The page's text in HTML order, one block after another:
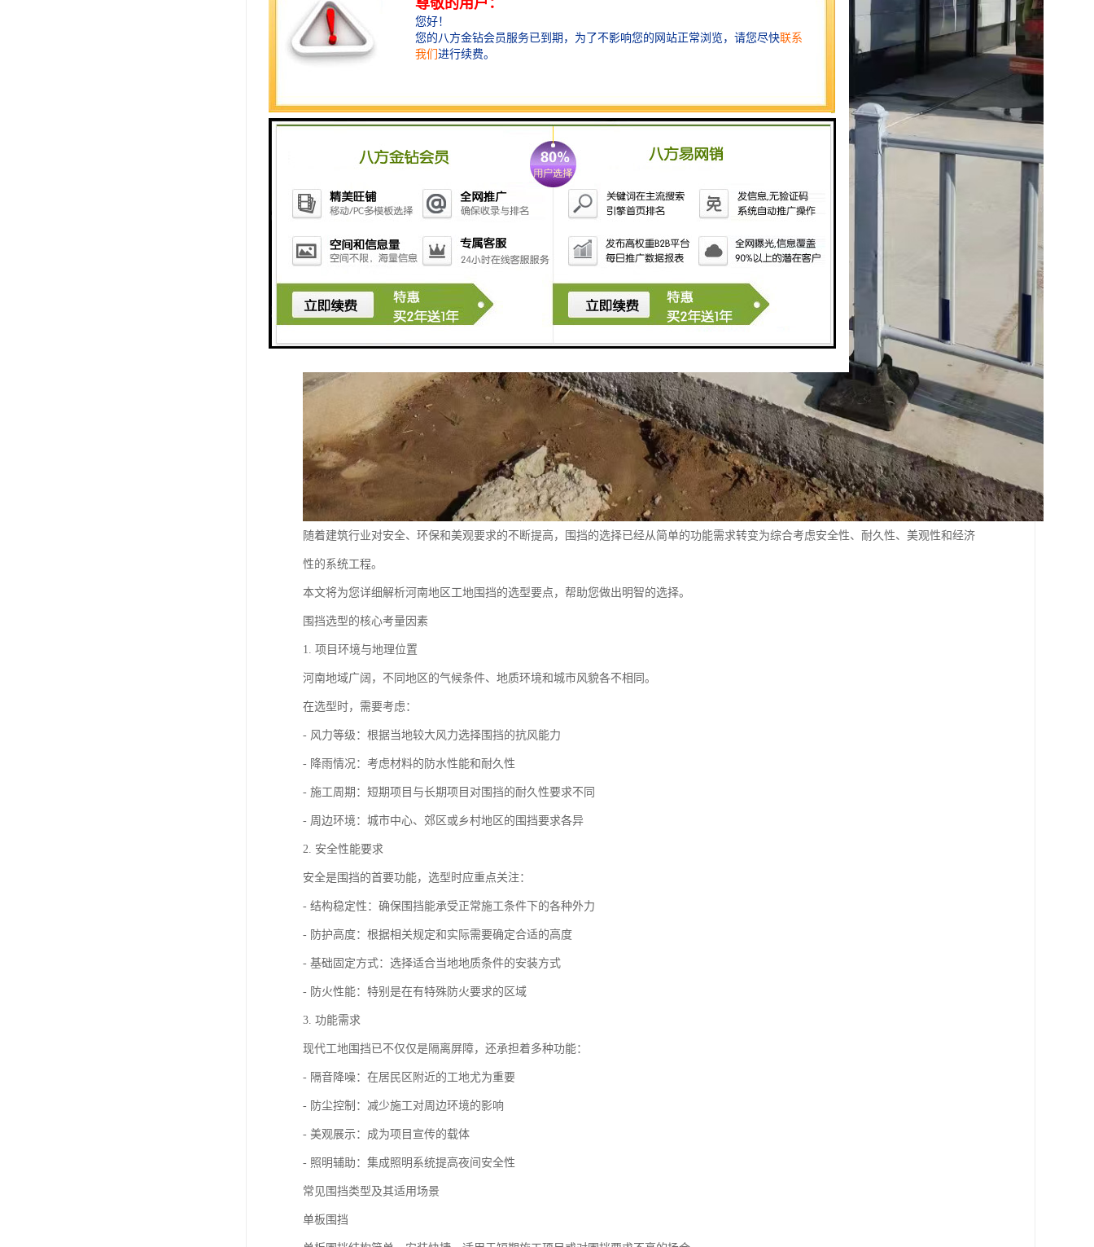
随着建筑行业对安全、环保和美观要求的不断提高，围挡的选择已经从简单的功能需求转变为综合考虑安全性、耐久性、美观性和经济
性的系统工程。
本文将为您详细解析河南地区工地围挡的选型要点，帮助您做出明智的选择。
围挡选型的核心考量因素
1. 项目环境与地理位置
河南地域广阔，不同地区的气候条件、地质环境和城市风貌各不相同。
在选型时，需要考虑：
- 风力等级：根据当地较大风力选择围挡的抗风能力
- 降雨情况：考虑材料的防水性能和耐久性
- 施工周期：短期项目与长期项目对围挡的耐久性要求不同
- 周边环境：城市中心、郊区或乡村地区的围挡要求各异
2. 安全性能要求
安全是围挡的首要功能，选型时应重点关注：
- 结构稳定性：确保围挡能承受正常施工条件下的各种外力
- 防护高度：根据相关规定和实际需要确定合适的高度
- 基础固定方式：选择适合当地地质条件的安装方式
- 防火性能：特别是在有特殊防火要求的区域
3. 功能需求
现代工地围挡已不仅仅是隔离屏障，还承担着多种功能：
- 隔音降噪：在居民区附近的工地尤为重要
- 防尘控制：减少施工对周边环境的影响
- 美观展示：成为项目宣传的载体
- 照明辅助：集成照明系统提高夜间安全性
常见围挡类型及其适用场景
单板围挡